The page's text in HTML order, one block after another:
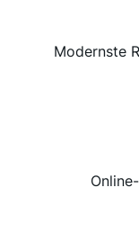
Modernste